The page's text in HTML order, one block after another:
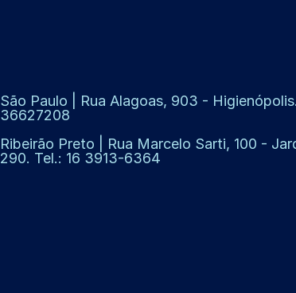
São Paulo | Rua Alagoas, 903 -
36627208
Ribeirão Preto | Rua Marcelo Sarti, 100 -
290. Tel.: 16 3913-6364